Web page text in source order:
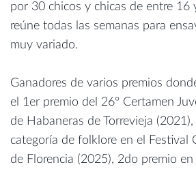
por 30 chicos y chicas de entre 16
reúne todas las semanas para
muy variado.
Ganadores de varios premios
el 1er premio del 26º Certamen
de Habaneras de Torrevieja
categoría de folklore en el Festival
de Florencia (2025), 2do premio en